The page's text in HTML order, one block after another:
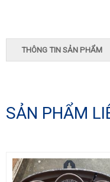
THÔNG TIN SẢN PHẨM
SẢN PHẨM